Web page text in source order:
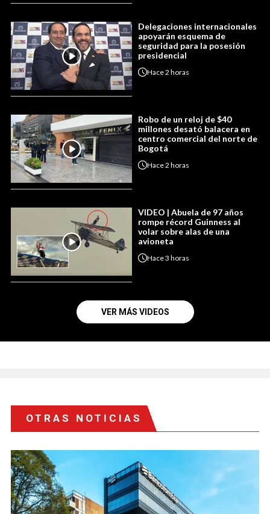
Delegaciones internacionales
apoyarán esquema de
seguridad para la posesión
presidencial
Hace2 horas
Robo de un reloj de $40
millones desató balacera en
centro comercial del norte de
Bogotá
Hace2 horas
VIDEO | Abuela de 97 años
rompe récord Guinness al
volar sobre alas de una
avioneta
Hace3 horas
VER MÁS VIDEOS
OTRAS NOTICIAS